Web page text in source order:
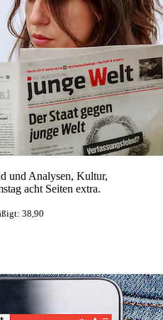
und Analysen, Kultur,
acht Seiten extra.
38,90